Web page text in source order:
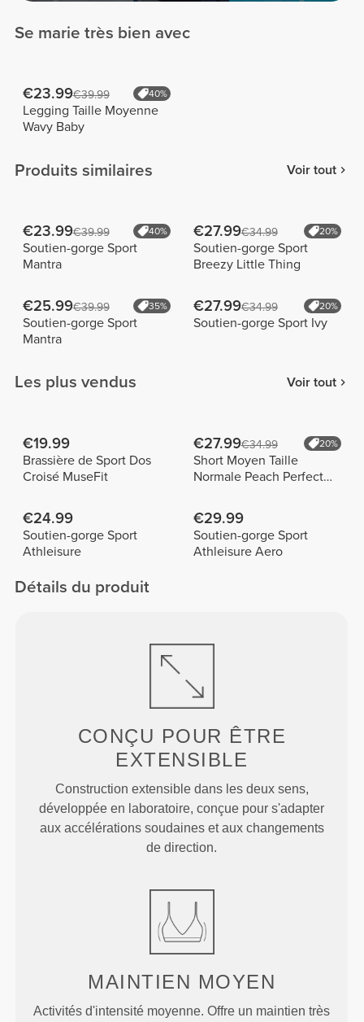
Se marie très bien avec
€23.99€39.99 40%
Legging Taille Moyenne
Wavy Baby
Produits similaires Voir tout
€23.99€39.99 40%
Soutien-gorge Sport
Mantra
€27.99€34.99 20%
Soutien-gorge Sport
Breezy Little Thing
€25.99€39.99 35%
Soutien-gorge Sport
Mantra
€27.99€34.99 20%
Soutien-gorge Sport Ivy
Les plus vendus Voir tout
€19.99
Brassière de Sport Dos
Croisé MuseFit
€27.99€34.99 20%
Short Moyen Taille
Normale Peach Perfect
€24.99
Soutien-gorge Sport
Athleisure
€29.99
Soutien-gorge Sport
Athleisure Aero
Détails du produit
CONÇU POUR ÊTRE
EXTENSIBLE
Construction extensible dans les deux sens,
développée en laboratoire, conçue pour s'adapter
aux accélérations soudaines et aux changements
de direction.
MAINTIEN MOYEN
Activités d'intensité moyenne. Offre un maintien très